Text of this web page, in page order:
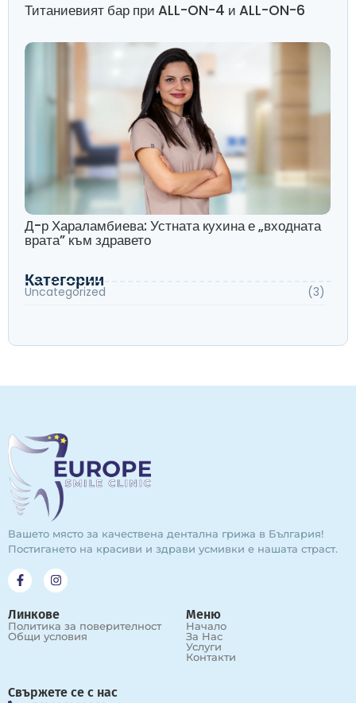
Титаниевият бар при ALL-ON-4 и ALL-ON-6
Д-р Хараламбиева: Устната кухина е „входната
врата” към здравето
Категории
Uncategorized (3)
Вашето място за качествена дентална грижа в България!
Постигането на красиви и здрави усмивки е нашата страст.
Линкове
Политика за поверителност
Общи условия
Меню
Начало
За Нас
Услуги
Контакти
Свържете се с нас